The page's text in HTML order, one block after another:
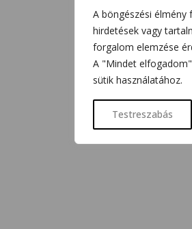
A böngészési
hirdetések vagy
forgalom elemzése
A "Mindet
sütik használatához.
Testreszabás